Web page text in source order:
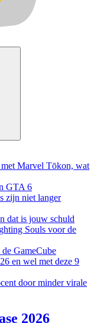
met Marvel Tōkon, wat
GTA 6
zijn niet langer
dat is jouw schuld
Souls voor de
GameCube
en wel met deze 9
door minder virale
2026